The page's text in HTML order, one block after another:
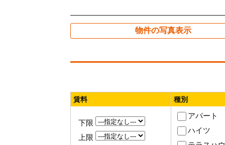
物件の写真表示
賃料
下限
上限
種別
アパート
ハイツ